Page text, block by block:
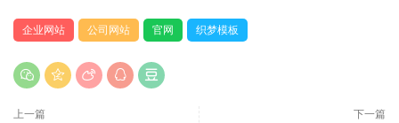
企业网站 公司网站 官网 织梦模板
上一篇 下一篇